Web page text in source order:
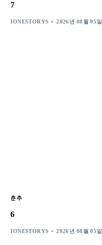
7
IONESTORYS 2026년 08월 05일
춘추
6
IONESTORYS 2026년 08월 05일